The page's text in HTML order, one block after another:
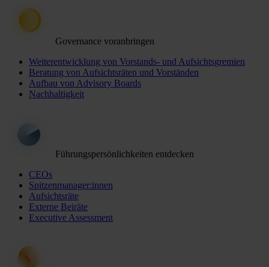
Governance voranbringen
Weiterentwicklung von Vorstands- und Aufsichtsgremien
Beratung von Aufsichtsräten und Vorständen
Aufbau von Advisory Boards
Nachhaltigkeit
Führungspersönlichkeiten entdecken
CEOs
Spitzenmanager:innen
Aufsichtsräte
Externe Beiräte
Executive Assessment